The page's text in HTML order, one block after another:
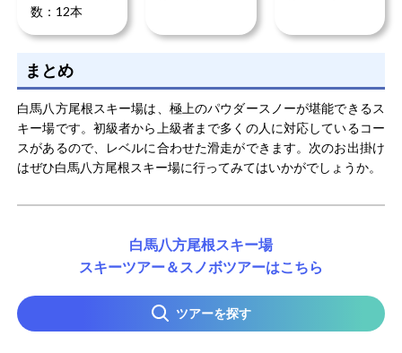
数：12本
まとめ
白馬八方尾根スキー場は、極上のパウダースノーが堪能できるス
キー場です。初級者から上級者まで多くの人に対応しているコー
スがあるので、レベルに合わせた滑走ができます。次のお出掛け
はぜひ白馬八方尾根スキー場に行ってみてはいかがでしょうか。
白馬八方尾根スキー場
スキーツアー＆スノボツアーはこちら
ツアーを探す